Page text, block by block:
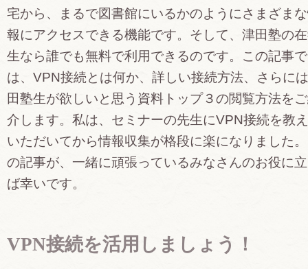
宅から、まるで図書館にいるかのようにさまざま
報にアクセスできる機能です。そして、津田塾の
生なら誰でも無料で利用できるのです。この記事で
は、VPN接続とは何か、詳しい接続方法、さらに
田塾生が欲しいと思う資料トップ３の閲覧方法を
介します。私は、セミナーの先生にVPN接続を教
いただいてから情報収集が格段に楽になりました
の記事が、一緒に頑張っているみなさんのお役に
ば幸いです。
VPN接続を活用しましょう！